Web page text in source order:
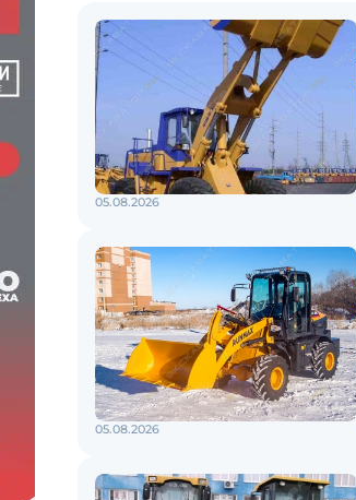
05.08.2026
05.08.2026